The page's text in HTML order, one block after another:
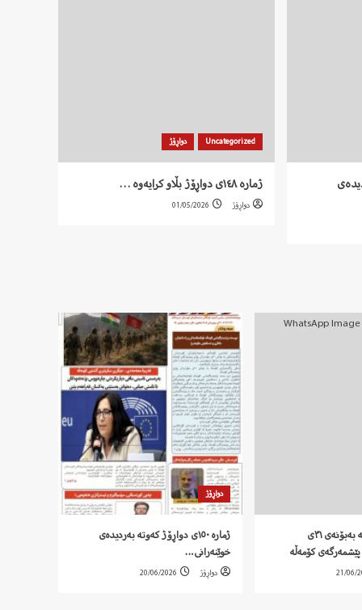
دیدەی
Uncategorized دواڕۆژ
ژمارە ١٤٨ی دواڕۆژ بڵاو کرایەوە …
دواڕۆژ 01/05/2026
‍ بەیاننامەی کۆمەڵە بەبۆنەی ٣١ی
کۆمەڵە
21/06/
دواڕۆژ
ژمارە ١٥٠ی دواڕۆژ کەوتە بەردیدەی
خوێنەرانی…
دواڕۆژ 20/06/2026